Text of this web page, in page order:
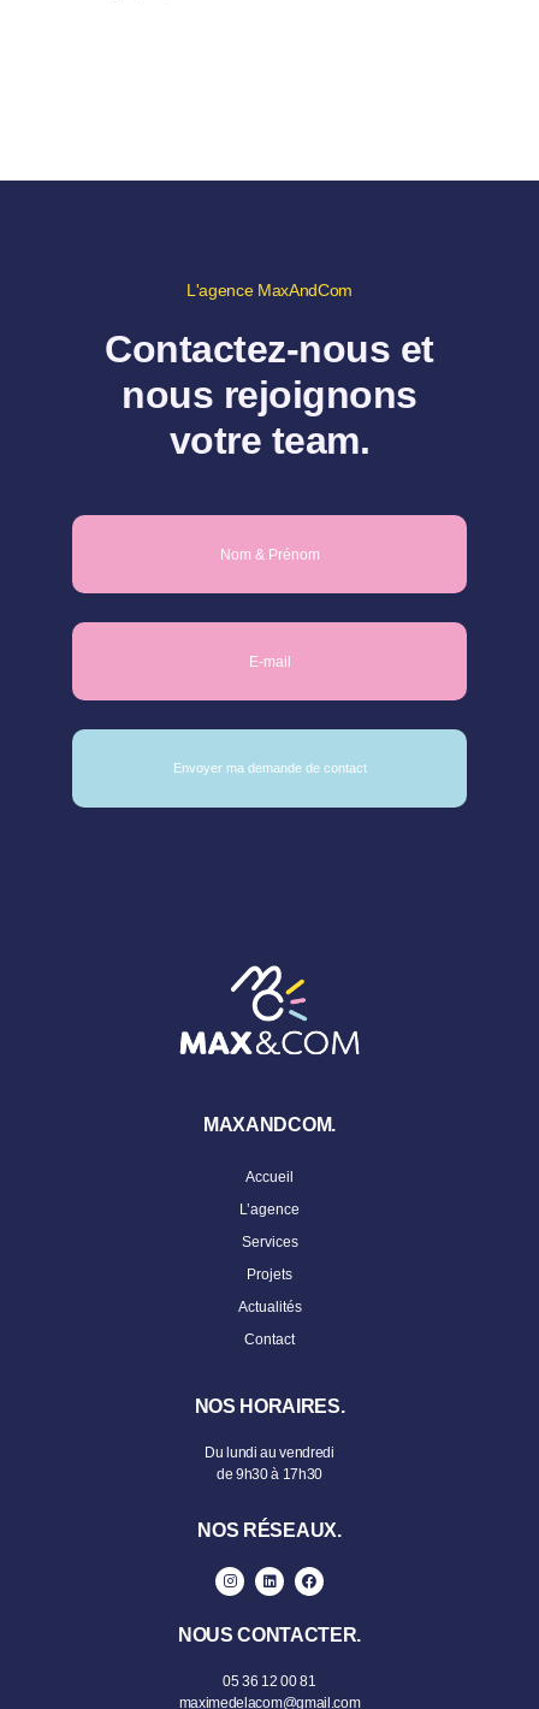
L'agence MaxAndCom
Contactez-nous et
nous rejoignons
votre team.
MAXANDCOM.
Accueil
L’agence
Services
Projets
Actualités
Contact
NOS HORAIRES.
Du lundi au vendredi
de 9h30 à 17h30
NOS RÉSEAUX.
NOUS CONTACTER.
05 36 12 00 81
maximedelacom@gmail.com